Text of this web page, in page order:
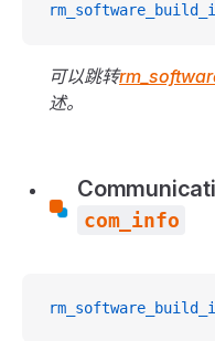
可以跳转
述。
com_info